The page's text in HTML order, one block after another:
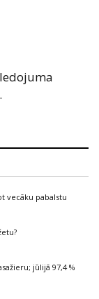
vecāku pabalstu
jūlijā 97,4 %